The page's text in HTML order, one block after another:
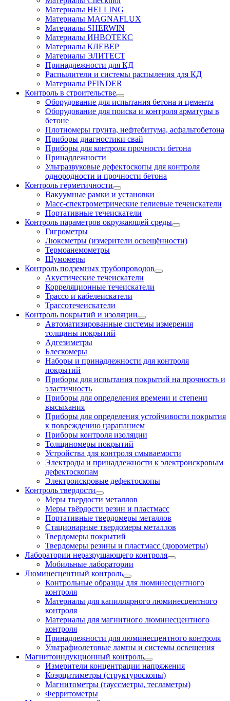
Материалы HELLING
Материалы MAGNAFLUX
Материалы SHERWIN
Материалы ИНВОТЕКС
Материалы КЛЕВЕР
Материалы ЭЛИТЕСТ
Принадлежности для КД
Распылители и системы распыления для КД
Материалы PFINDER
Контроль в строительстве
Оборудование для испытания бетона и цемента
Оборудование для поиска и контроля арматуры в
бетоне
Плотномеры грунта, нефтебитума, асфальтобетона
Приборы диагностики свай
Приборы для контроля прочности бетона
Принадлежности
Ультразвуковые дефектоскопы для контроля
однородности и прочности бетона
Контроль герметичности
Вакуумные рамки и установки
Масс-спектрометрические гелиевые течеискатели
Портативные течеискатели
Контроль параметров окружающей среды
Гигрометры
Люксметры (измерители освещённости)
Термоанемометры
Шумомеры
Контроль подземных трубопроводов
Акустические течеискатели
Корреляционные течеискатели
Трассо и кабелеискатели
Трассотечеискатели
Контроль покрытий и изоляции
Автоматизированные системы измерения
толщины покрытий
Адгезиметры
Блескомеры
Наборы и принадлежности для контроля
покрытий
Приборы для испытания покрытий на прочность и
эластичность
Приборы для определения времени и степени
высыхания
Приборы для определения устойчивости покрытия
к повреждению царапанием
Приборы контроля изоляции
Толщиномеры покрытий
Устройства для контроля смываемости
Электроды и принадлежности к электроискровым
дефектоскопам
Электроискровые дефектоскопы
Контроль твердости
Меры твердости металлов
Меры твёрдости резин и пластмасс
Портативные твердомеры металлов
Стационарные твердомеры металлов
Твердомеры покрытий
Твердомеры резины и пластмасс (дюрометры)
Лаборатории неразрушающего контроля
Мобильные лаборатории
Люминесцентный контроль
Контрольные образцы для люминесцентного
контроля
Материалы для капиллярного люминесцентного
контроля
Материалы для магнитного люминесцентного
контроля
Принадлежности для люминесцентного контроля
Ультрафиолетовые лампы и системы освещения
Магнитоиндукционный контроль
Измерители концентрации напряжения
Коэрцитиметры (структуроскопы)
Магнитометры (гауссметры, тесламетры)
Ферритометры